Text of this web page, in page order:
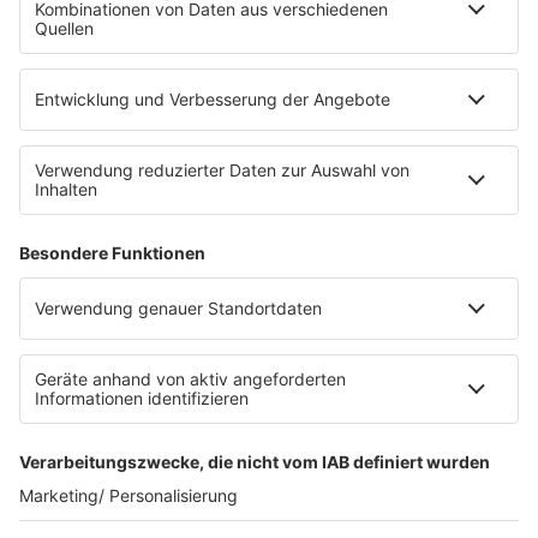
Die Uniklinik Tübingen hat ein neues Fahrradparkhaus
eröffnet. Direkt an der Medizinischen Klinik bietet es
E-Bikes über eine Photovoltaikanlage auf dem …
Impressum
Datenschutzerklärung
Datenschutzeinstellungen